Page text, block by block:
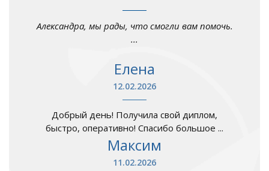
Александра, мы рады, что смогли вам помочь.
...
Елена
12.02.2026
Добрый день! Получила свой диплом,
быстро, оперативно! Спасибо большое ...
Максим
11.02.2026